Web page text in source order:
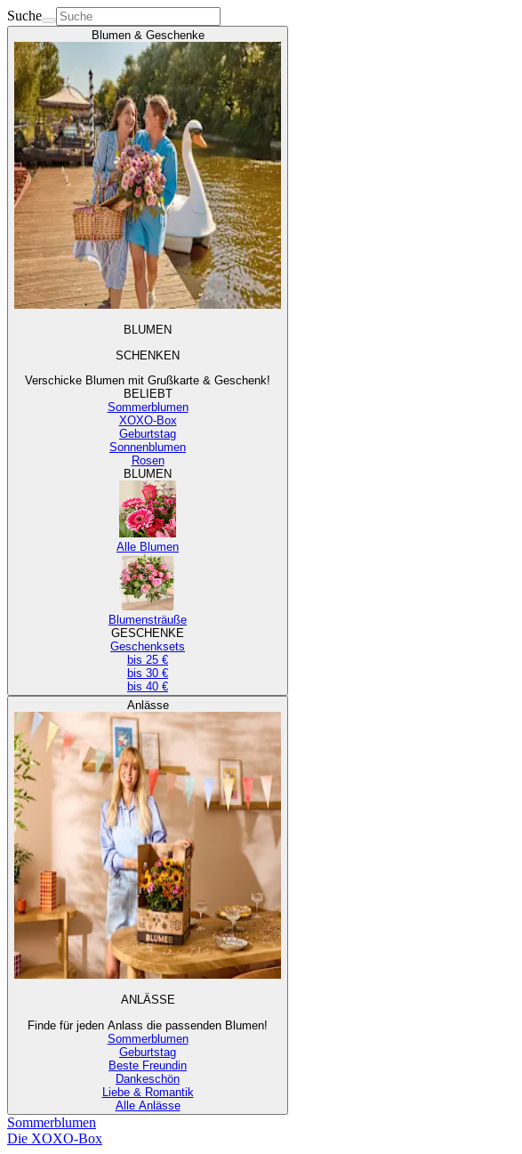
Suche
Blumen & Geschenke
BLUMEN
SCHENKEN
Verschicke Blumen mit Grußkarte & Geschenk!
BELIEBT
Sommerblumen
XOXO-Box
Geburtstag
Sonnenblumen
Rosen
BLUMEN
Alle Blumen
Blumensträuße
GESCHENKE
Geschenksets
bis 25 €
bis 30 €
bis 40 €
Anlässe
ANLÄSSE
Finde für jeden Anlass die passenden Blumen!
Sommerblumen
Geburtstag
Beste Freundin
Dankeschön
Liebe & Romantik
Alle Anlässe
Sommerblumen
Die XOXO-Box